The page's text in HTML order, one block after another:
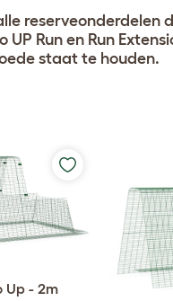
reserveonderdelen
UP Run en Run
staat te houden.
Up - 2m